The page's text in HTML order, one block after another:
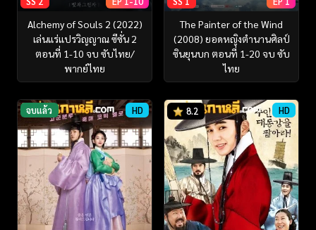
Alchemy of Souls 2 (2022)
เล่นแร่แปรวิญญาณ ซีซั่น 2
ตอนที่ 1-10 จบ ซับไทย/
พากย์ไทย
The Painter of the Wind
(2008) ยอดหญิงตำนานศิลป์
ซินยุนบก ตอนที่ 1-20 จบ ซับ
ไทย
จบแล้ว HD 8.2 HD